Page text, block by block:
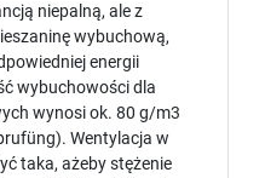
niepalną, ale z
wybuchową,
energii
wybuchowości dla
wynosi ok. 80 g/m3
Wentylacja w
taka, ażeby stężenie